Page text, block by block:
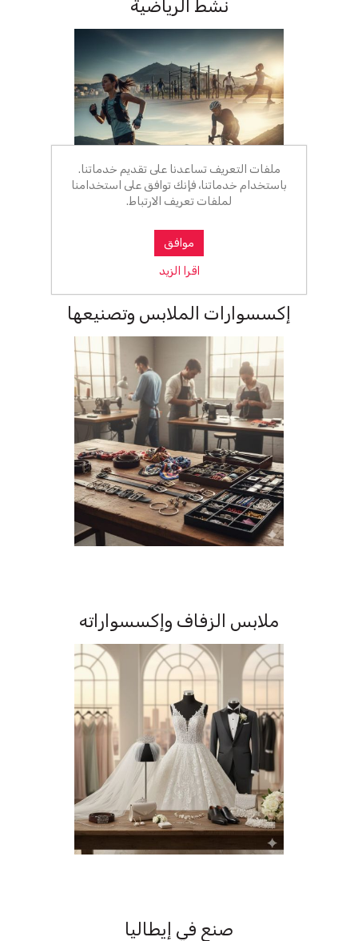
نشط الرياضية
إكسسوارات الملابس وتصنيعها
ملابس الزفاف وإكسسواراته
صنع في إيطاليا
ملفات التعريف تساعدنا على تقديم خدماتنا.
باستخدام خدماتنا، فإنك توافق على استخدامنا
لملفات تعريف الارتباط.
موافق
اقرا الزيد